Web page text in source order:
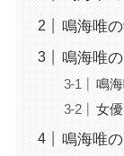
鳴海唯
鳴海唯
鳴
女
鳴海唯